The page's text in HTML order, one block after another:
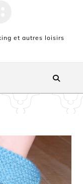
et autres loisirs